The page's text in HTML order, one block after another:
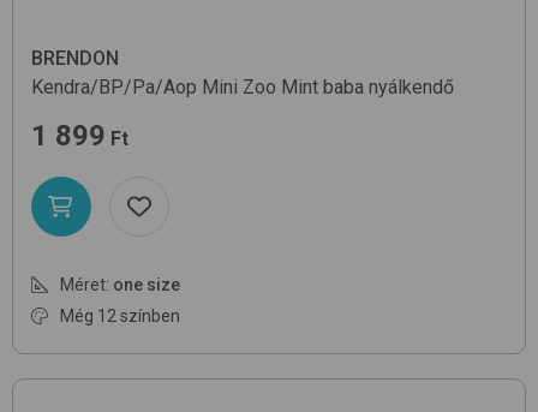
BRENDON
Kendra/BP/Pa/Aop Mini Zoo Mint baba nyálkendő
1 899 Ft
Méret: one size
Még 12 színben